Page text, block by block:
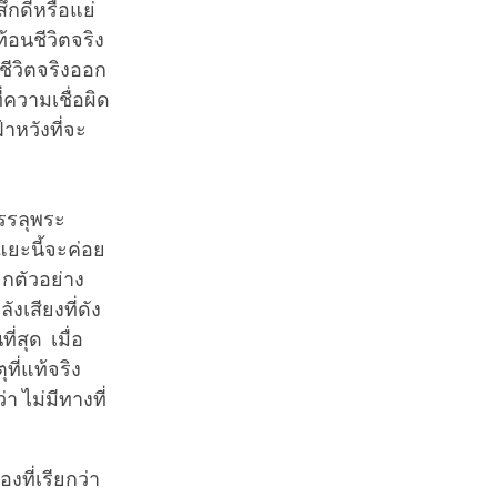
กดีหรือแย่
อนชีวิตจริง
วิตจริงออก
วามเชื่อผิด
หวังที่จะ
รลุพระ
ยะนี้จะค่อย
ตัวอย่าง
งเสียงที่ดัง
ที่สุด เมื่อ
ที่แท้จริง
ไม่มีทางที่
ที่เรียกว่า